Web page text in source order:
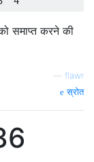
समाप्त करने की
flawr
स्रोत